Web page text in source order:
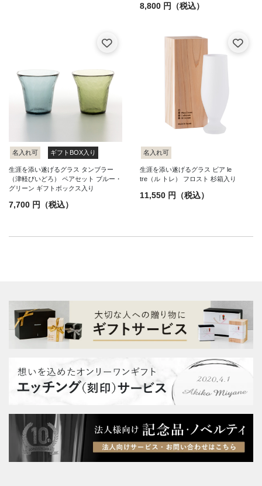
8,800 円（税込）
名入れ可 ギフトBOX入り
生涯を添い遂げるグラス タンブラー
（津軽びいどろ） ペアセット ブルー・
グリーン ギフトボックス入り
7,700 円（税込）
名入れ可
生涯を添い遂げるグラス ビア le
tre（ル トレ） フロスト 杉箱入り
11,550 円（税込）